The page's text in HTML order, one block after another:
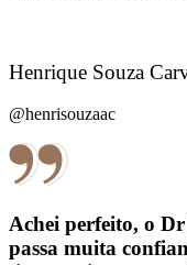
Henrique Souza
@henrisouzaac
Achei perfeito, o
passa muita